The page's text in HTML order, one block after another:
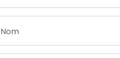
Nom